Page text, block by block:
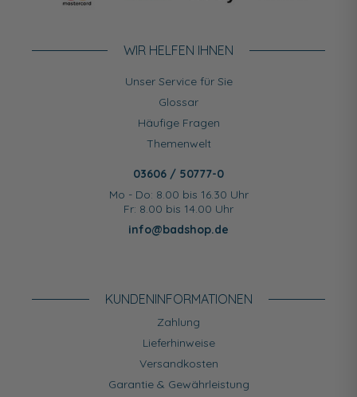
WIR HELFEN IHNEN
Unser Service für Sie
Glossar
Häufige Fragen
Themenwelt
03606 / 50777-0
Mo - Do: 8.00 bis 16.30 Uhr
Fr: 8.00 bis 14.00 Uhr
info@badshop.de
KUNDEN­INFORMATIONEN
Zahlung
Lieferhinweise
Versandkosten
Garantie & Gewährleistung